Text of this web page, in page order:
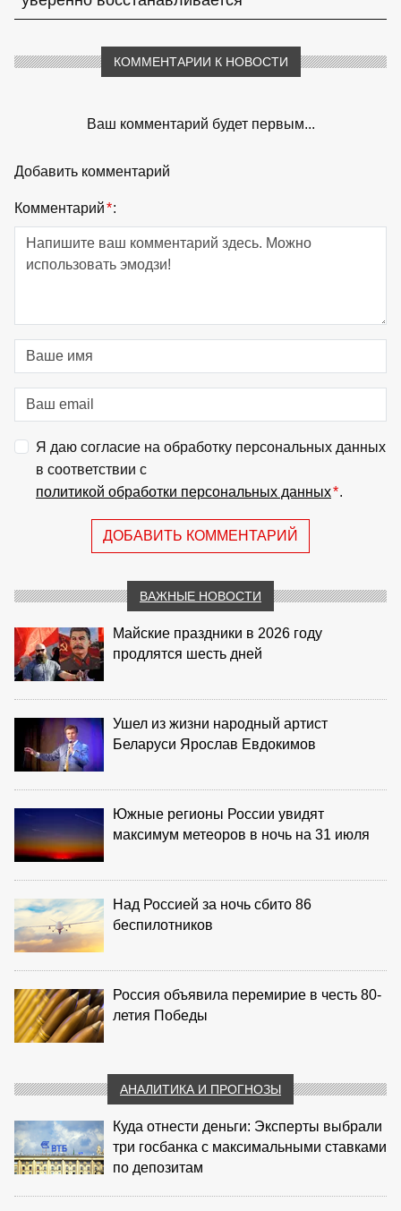
КОММЕНТАРИИ К НОВОСТИ
Ваш комментарий будет первым...
Добавить комментарий
Комментарий*:
Я даю согласие на обработку персональных данных
в соответствии с
политикой обработки персональных данных*.
ДОБАВИТЬ КОММЕНТАРИЙ
ВАЖНЫЕ НОВОСТИ
Майские праздники в 2026 году
продлятся шесть дней
Ушел из жизни народный артист
Беларуси Ярослав Евдокимов
Южные регионы России увидят
максимум метеоров в ночь на 31 июля
Над Россией за ночь сбито 86
беспилотников
Россия объявила перемирие в честь 80-
летия Победы
АНАЛИТИКА И ПРОГНОЗЫ
Куда отнести деньги: Эксперты выбрали
три госбанка с максимальными ставками
по депозитам